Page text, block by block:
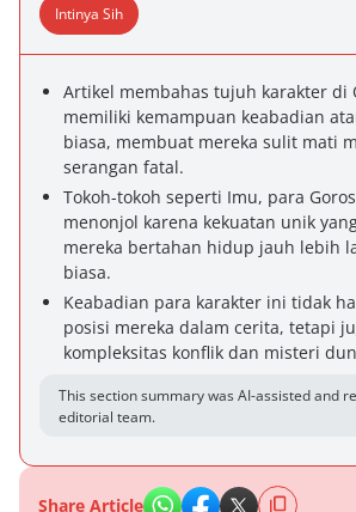
Intinya Sih
Artikel membahas tujuh karakter di
memiliki kemampuan keabadian
biasa, membuat mereka sulit mati
serangan fatal.
Tokoh-tokoh seperti Imu, para
menonjol karena kekuatan unik
mereka bertahan hidup jauh lebih
biasa.
Keabadian para karakter ini tidak
posisi mereka dalam cerita, tetapi
kompleksitas konflik dan misteri
This section summary was AI-assisted and
editorial team.
Share Article